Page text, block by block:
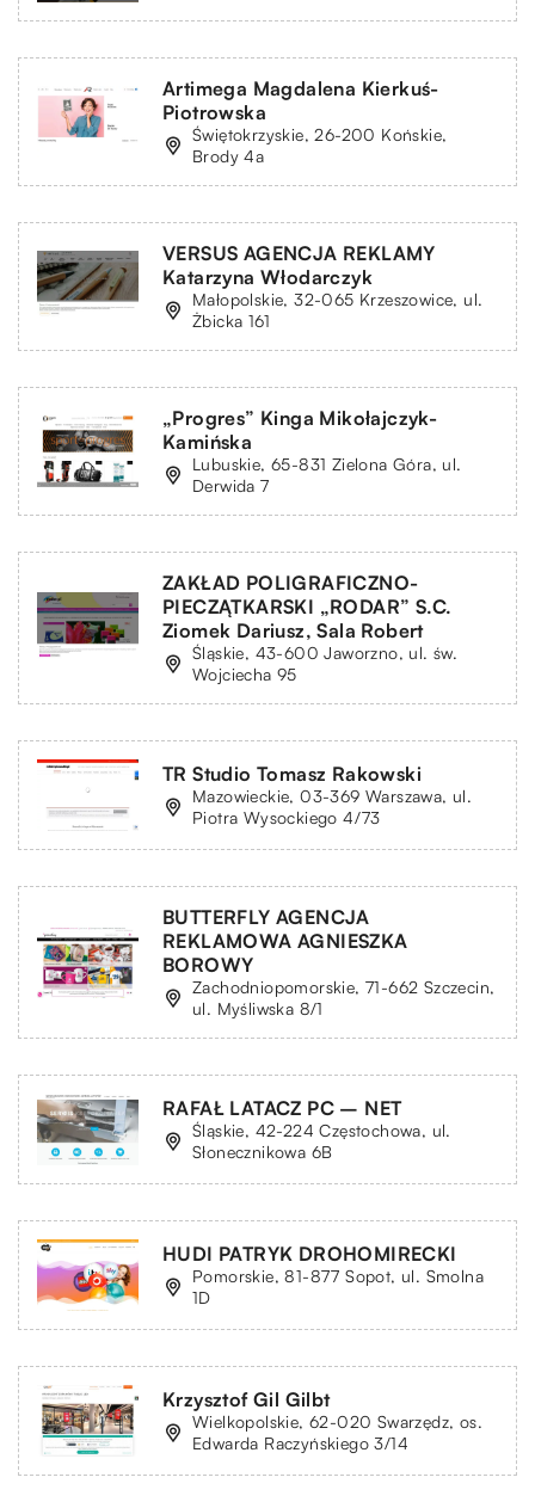
Artimega Magdalena Kierkuś-
Piotrowska
Świętokrzyskie, 26-200 Końskie,
Brody 4a
VERSUS AGENCJA REKLAMY
Katarzyna Włodarczyk
Małopolskie, 32-065 Krzeszowice, ul.
Żbicka 161
„Progres” Kinga Mikołajczyk-
Kamińska
Lubuskie, 65-831 Zielona Góra, ul.
Derwida 7
ZAKŁAD POLIGRAFICZNO-
PIECZĄTKARSKI „RODAR” S.C.
Ziomek Dariusz, Sala Robert
Śląskie, 43-600 Jaworzno, ul. św.
Wojciecha 95
TR Studio Tomasz Rakowski
Mazowieckie, 03-369 Warszawa, ul.
Piotra Wysockiego 4/73
BUTTERFLY AGENCJA
REKLAMOWA AGNIESZKA
BOROWY
Zachodniopomorskie, 71-662 Szczecin,
ul. Myśliwska 8/1
RAFAŁ LATACZ PC – NET
Śląskie, 42-224 Częstochowa, ul.
Słonecznikowa 6B
HUDI PATRYK DROHOMIRECKI
Pomorskie, 81-877 Sopot, ul. Smolna
1D
Krzysztof Gil Gilbt
Wielkopolskie, 62-020 Swarzędz, os.
Edwarda Raczyńskiego 3/14